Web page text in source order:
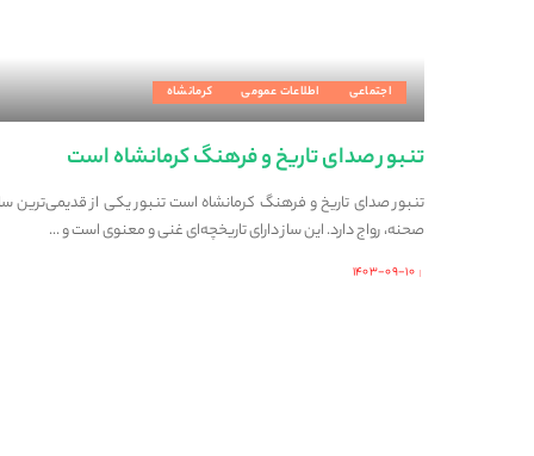
اجتماعی اطلاعات عمومی کرمانشاه
تنبور صدای تاریخ و فرهنگ کرمانشاه است
تنبور صدای تاریخ و فرهنگ کرمانشاه است تنبور یکی از قدیمی‌ترین
صحنه، رواج دارد. این ساز دارای تاریخچه‌ای غنی و معنوی است و...
Posted
۱۴۰۳-۰۹-۱۰